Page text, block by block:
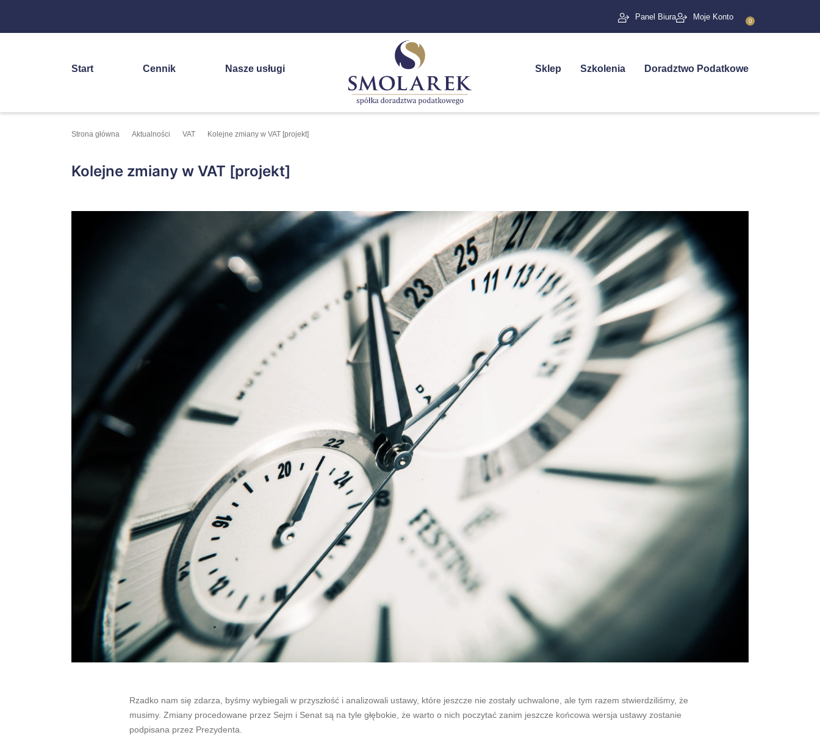
Panel Biura Moje Konto 0
Start Cennik Nasze usługi Sklep Szkolenia Doradztwo Podatkowe
Strona główna Aktualności VAT Kolejne zmiany w VAT [projekt]
Kolejne zmiany w VAT [projekt]
Rzadko nam się zdarza, byśmy wybiegali w przyszłość i analizowali ustawy, które jeszcze nie zostały uchwalone, ale tym razem stwierdziliśmy, że
musimy. Zmiany procedowane przez Sejm i Senat są na tyle głębokie, że warto o nich poczytać zanim jeszcze końcowa wersja ustawy zostanie
podpisana przez Prezydenta.